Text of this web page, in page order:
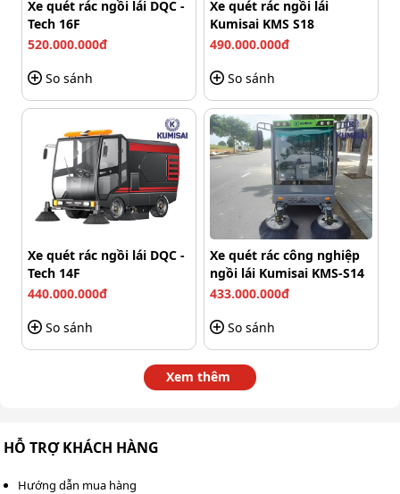
này giúp giảm số lượt chạy xe, tiết kiệm điện năng và
tăng hiệu quả vận hành tổng thể.
Thùng đựng rác 180 lít
Xe quét rác ngồi lái DQC -
Tech 16F
520.000.000đ
So sánh
Xe quét rác ngồi lái
Kumisai KMS S18
490.000.000đ
So sánh
Xe quét rác ngồi lái DQC -
Tech 14F
440.000.000đ
So sánh
Xe quét rác công nghiệp
ngồi lái Kumisai KMS-S14
433.000.000đ
So sánh
Xem thêm
HỖ TRỢ KHÁCH HÀNG
Hướng dẫn mua hàng